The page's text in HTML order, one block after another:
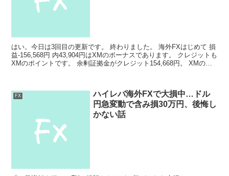
はい。今日は3回目の更新です。 終わりました。 海外FXはじめて 損
益-156,568円 内43,904円はXMのボーナスであります。 クレジットも
XMのポイントです。 余剰証拠金がクレジット154,668円。 XMのボ
FX
ハイレバ海外FXで大損中…ドル
円急変動で含み損30万円、後悔し
かない話